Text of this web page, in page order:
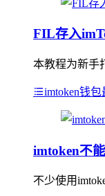
FIL存入
本教程为新手
imtoken钱
imtoken不
不少使用